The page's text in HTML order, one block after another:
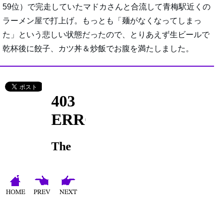
59位）で完走していたマドカさんと合流して青梅駅近くの
ラーメン屋で打上げ。もっとも「麺がなくなってしまっ
た」という悲しい状態だったので、とりあえず生ビールで
乾杯後に餃子、カツ丼＆炒飯でお腹を満たしました。